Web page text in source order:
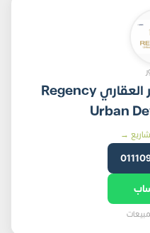
شركة ريجنسي للتطوير العقاري Regency
Urban
→